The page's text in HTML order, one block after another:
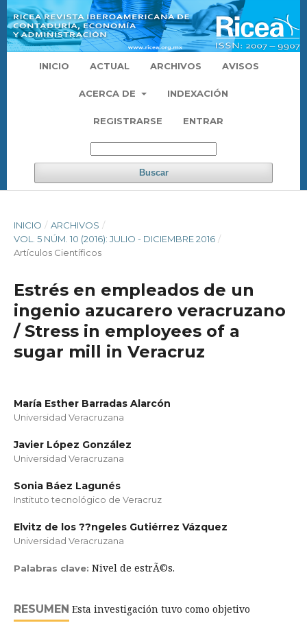
INICIO ACTUAL ARCHIVOS AVISOS
ACERCA DE INDEXACIÓN
REGISTRARSE ENTRAR
Buscar
INICIO / ARCHIVOS /
VOL. 5 NÚM. 10 (2016): JULIO - DICIEMBRE 2016 /
Artículos Científicos
Estrés en empleados de un
ingenio azucarero veracruzano
/ Stress in employees of a
sugar mill in Veracruz
María Esther Barradas Alarcón
Universidad Veracruzana
Javier López González
Universidad Veracruzana
Sonia Báez Lagunés
Instituto tecnológico de Veracruz
Elvitz de los ??ngeles Gutiérrez Vázquez
Universidad Veracruzana
Palabras clave: Nivel de estrÃ©s.
RESUMEN Esta investigación tuvo como objetivo